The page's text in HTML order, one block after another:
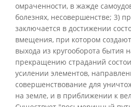
омраченности, в жажде
болезнях, несовершенстве; 3)
заключается в достижении
вмещения, при котором
выхода из кругооборота бытия
прекращению страданий
усилении элементов,
совершенствование для
на земле, и в приближении к